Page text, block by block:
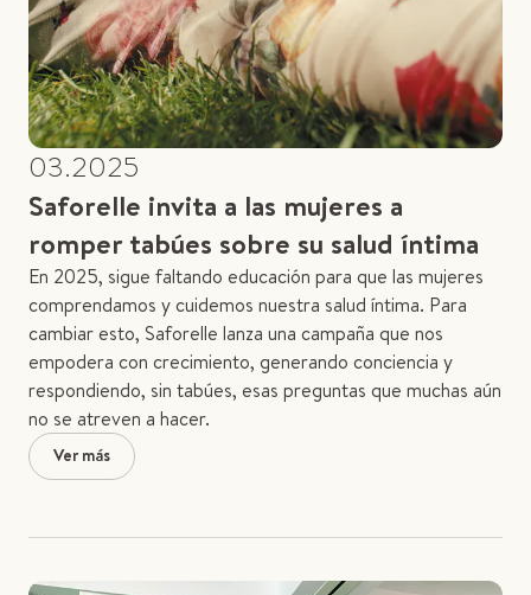
03.2025
Saforelle invita a las mujeres a
romper tabúes sobre su salud íntima
En 2025, sigue faltando educación para que las mujeres
comprendamos y cuidemos nuestra salud íntima. Para
cambiar esto, Saforelle lanza una campaña que nos
empodera con crecimiento, generando conciencia y
respondiendo, sin tabúes, esas preguntas que muchas aún
no se atreven a hacer.
Ver más